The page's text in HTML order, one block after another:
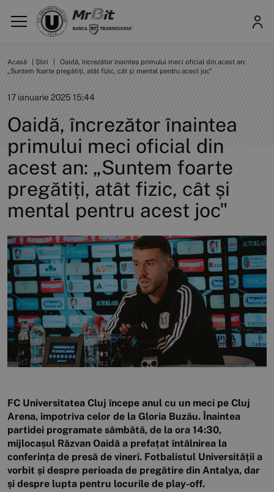
Acasă Știri
Oaidă, încrezător înaintea primului meci oficial din acest an:
„Suntem foarte pregătiți, atât fizic, cât și mental pentru acest joc"
17 ianuarie 2025 15:44
Oaidă, încrezător înaintea
primului meci oficial din
acest an: „Suntem foarte
pregătiți, atât fizic, cât și
mental pentru acest joc"
FC Universitatea Cluj începe anul cu un meci pe Cluj
Arena, împotriva celor de la Gloria Buzău. Înaintea
partidei programate sâmbătă, de la ora 14:30,
mijlocașul Răzvan Oaidă a prefațat întâlnirea la
conferința de presă de vineri. Fotbalistul Universității a
vorbit și despre perioada de pregătire din Antalya, dar
și despre lupta pentru locurile de play-off.